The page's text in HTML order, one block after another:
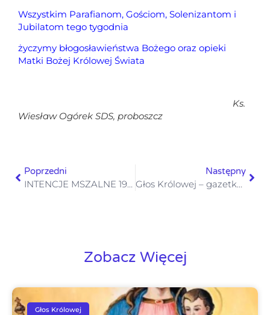
Wszystkim Parafianom, Gościom, Solenizantom i
Jubilatom tego tygodnia
życzymy błogosławieństwa Bożego oraz opieki
Matki Bożej Królowej Świata
Ks.
Wiesław Ogórek SDS, proboszcz
Poprzedni Następny
Zobacz Więcej
Głos Królowej